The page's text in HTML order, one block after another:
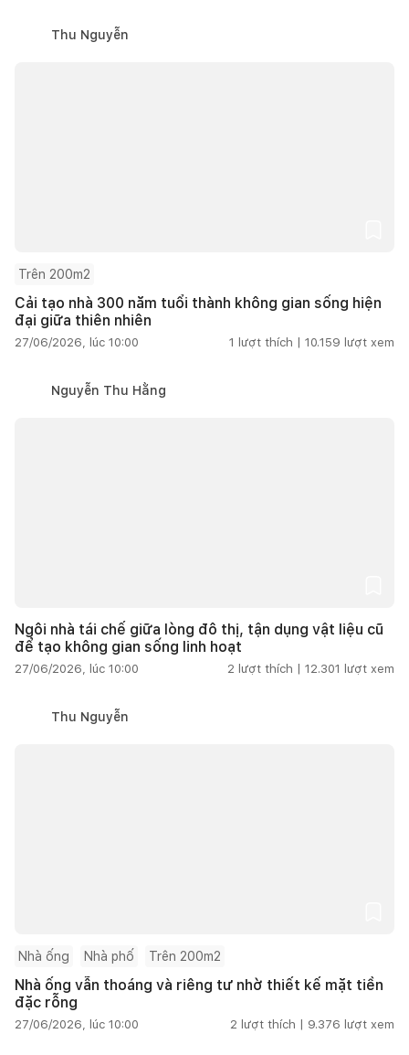
Thu Nguyễn
Trên 200m2
Cải tạo nhà 300 năm tuổi thành không gian sống hiện
đại giữa thiên nhiên
27/06/2026, lúc 10:00 1 lượt thích | 10.159 lượt xem
Nguyễn Thu Hằng
Ngôi nhà tái chế giữa lòng đô thị, tận dụng vật liệu cũ
để tạo không gian sống linh hoạt
27/06/2026, lúc 10:00 2 lượt thích | 12.301 lượt xem
Thu Nguyễn
Nhà ống Nhà phố Trên 200m2
Nhà ống vẫn thoáng và riêng tư nhờ thiết kế mặt tiền
đặc rỗng
27/06/2026, lúc 10:00 2 lượt thích | 9.376 lượt xem